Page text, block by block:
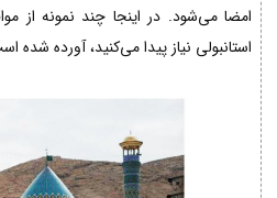
امضا می‌شود. در اینجا چند نمونه از
استانبولی نیاز پیدا می‌کنید، آورده شده